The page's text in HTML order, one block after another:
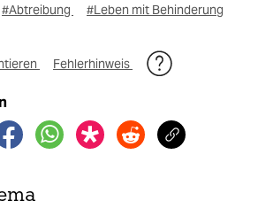
#Abtreibung #Leben mit Behinderung
Fehlerhinweis